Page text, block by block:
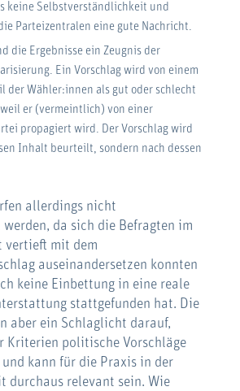
keine Selbstverständlichkeit und
Parteizentralen eine gute Nachricht.
die Ergebnisse ein Zeugnis der
Ein Vorschlag wird von einem
der Wähler:innen als gut oder schlecht
er (vermeintlich) von einer
propagiert wird. Der Vorschlag wird
Inhalt beurteilt, sondern nach dessen
allerdings nicht
da sich die Befragten im
vertieft mit dem
auseinandersetzen konnten
keine Einbettung in eine reale
stattgefunden hat. Die
aber ein Schlaglicht darauf,
Kriterien politische Vorschläge
kann für die Praxis in der
durchaus relevant sein. Wie